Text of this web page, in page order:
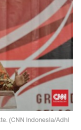
(CNN Indonesia/Adhi